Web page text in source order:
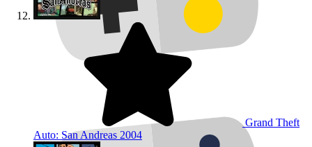
Grand Theft
Auto: San Andreas 2004